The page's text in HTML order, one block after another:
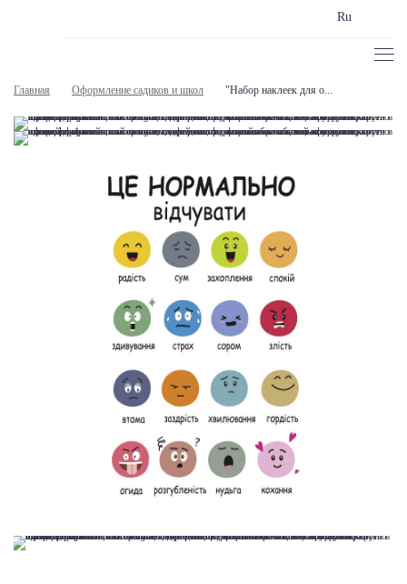
Ru
Главная Оформление садиков и школ "Набор наклеек для о...